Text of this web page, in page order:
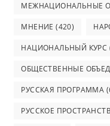
МЕЖНАЦИОНАЛЬНЫЕ
МНЕНИЕ (420)
НАЦИОНАЛЬНЫЙ КУРС
ОБЩЕСТВЕННЫЕ
РУССКАЯ ПРОГРАММА
РУССКОЕ